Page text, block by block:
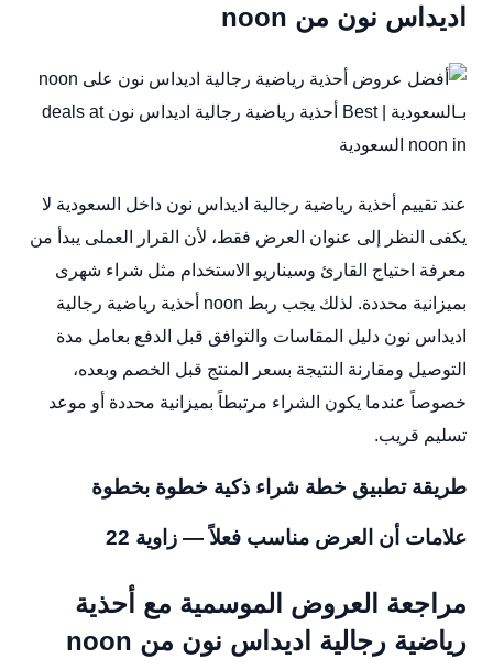
اديداس نون من noon
عند تقييم أحذية رياضية رجالية اديداس نون داخل السعودية لا
يكفى النظر إلى عنوان العرض فقط، لأن القرار العملى يبدأ من
معرفة احتياج القارئ وسيناريو الاستخدام مثل شراء شهرى
بميزانية محددة. لذلك يجب ربط noon أحذية رياضية رجالية
اديداس نون دليل المقاسات والتوافق قبل الدفع بعامل مدة
التوصيل ومقارنة النتيجة بسعر المنتج قبل الخصم وبعده،
خصوصاً عندما يكون الشراء مرتبطاً بميزانية محددة أو موعد
تسليم قريب.
طريقة تطبيق خطة شراء ذكية خطوة بخطوة
علامات أن العرض مناسب فعلاً — زاوية 22
مراجعة العروض الموسمية مع أحذية
رياضية رجالية اديداس نون من noon